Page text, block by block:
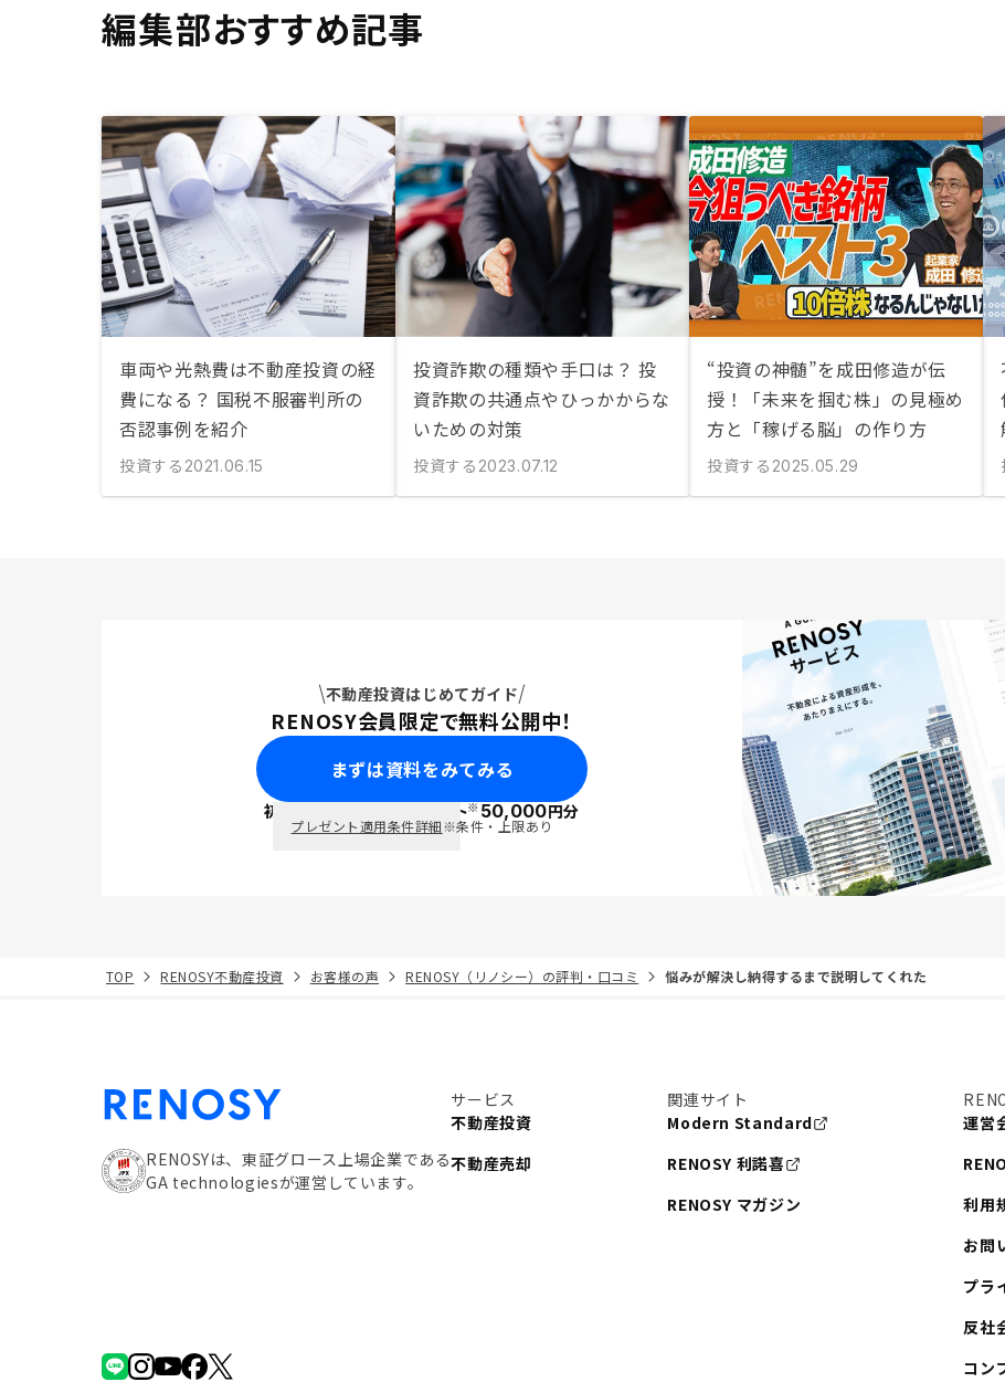
編集部おすすめ記事
車両や光熱費は不動産投資の経
費になる？ 国税不服審判所の
否認事例を紹介
投資する 2021.06.15
投資詐欺の種類や手口は？ 投
資詐欺の共通点やひっかからな
いための対策
投資する 2023.07.12
“投資の神髄”を成田修造が伝
授！「未来を掴む株」の見極め
方と「稼げる脳」の作り方
投資する 2025.05.29
不動産投資はじめてガイド
RENOSY会員限定で無料公開中！
まずは資料をみてみる
初回面談で ポイント※50,000円分
プレゼント適用条件詳細※条件・上限あり
TOP RENOSY不動産投資 お客様の声 RENOSY（リノシー）の評判・口コミ 悩みが解決し納得するまで説明してくれた
RENOSYは、東証グロース上場企業である
GA technologiesが運営しています。
サービス
不動産投資
不動産売却
関連サイト
Modern Standard
RENOSY 利諾喜
RENOSY マガジン
運営
利用
お問
プラ
反社
コン